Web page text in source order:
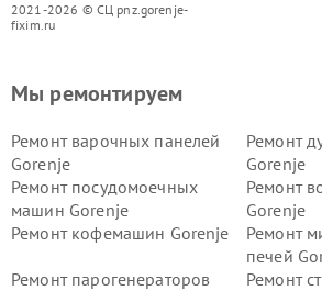
2021-2026 © СЦ pnz.gorenje-
fixim.ru
Мы ремонтируем
Ремонт варочных панелей
Gorenje
Ремонт
Gorenje
Ремонт посудомоечных
машин Gorenje
Ремонт
Gorenje
Ремонт кофемашин Gorenje
Ремонт
печей
Ремонт парогенераторов
Ремонт